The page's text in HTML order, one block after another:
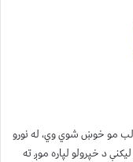
مو خوښ شوي وي، له نورو
د خپرولو لپاره موږ ته